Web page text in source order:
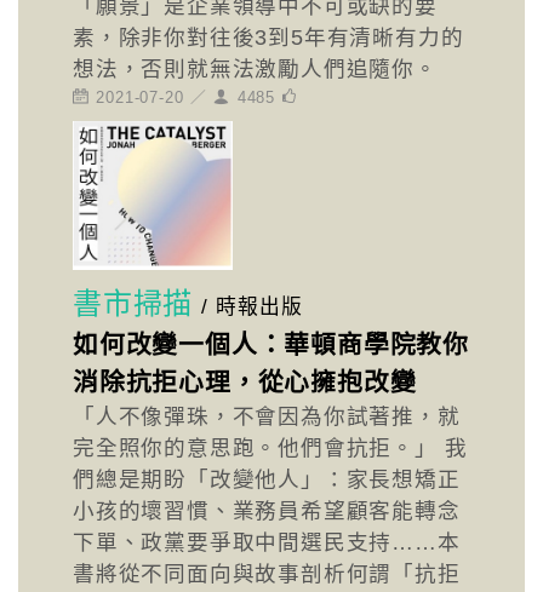
「願景」是企業領導中不可或缺的要
素，除非你對往後3到5年有清晰有力的
想法，否則就無法激勵人們追隨你。
2021-07-20 ／ 4485
書市掃描 / 時報出版
如何改變一個人：華頓商學院教你
消除抗拒心理，從心擁抱改變
「人不像彈珠，不會因為你試著推，就
完全照你的意思跑。他們會抗拒。」 我
們總是期盼「改變他人」：家長想矯正
小孩的壞習慣、業務員希望顧客能轉念
下單、政黨要爭取中間選民支持……本
書將從不同面向與故事剖析何謂「抗拒